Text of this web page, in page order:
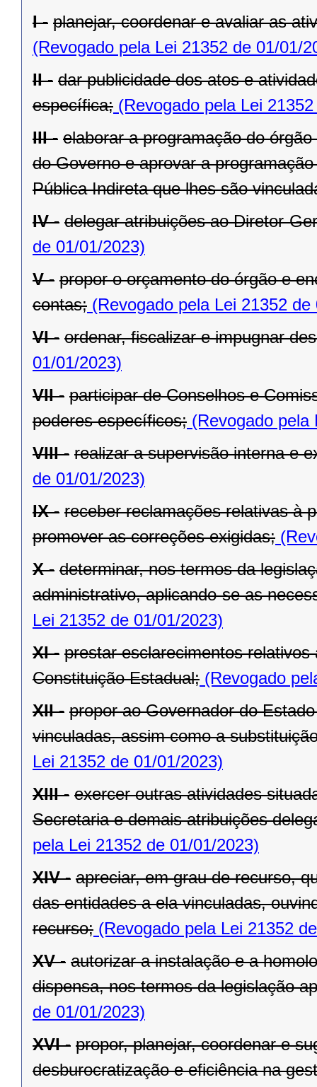
I - planejar, coordenar e avaliar as
(Revogado pela Lei 21352 de 01/01/
II - dar publicidade dos atos e
específica; (Revogado pela Lei
III - elaborar a programação do
do Governo e aprovar a
Pública Indireta que lhes são
IV - delegar atribuições ao Diretor-
de 01/01/2023)
V - propor o orçamento do órgão e
contas; (Revogado pela Lei 21352 de
VI - ordenar, fiscalizar e impugnar
01/01/2023)
VII - participar de Conselhos e
poderes específicos; (Revogado pela
VIII - realizar a supervisão interna e
de 01/01/2023)
IX - receber reclamações relativas à
promover as correções exigidas;
X - determinar, nos termos da
administrativo, aplicando-se as
Lei 21352 de 01/01/2023)
XI - prestar esclarecimentos
Constituição Estadual; (Revogado
XII - propor ao Governador do
vinculadas, assim como a
Lei 21352 de 01/01/2023)
XIII - exercer outras atividades
Secretaria e demais atribuições
pela Lei 21352 de 01/01/2023)
XIV - apreciar, em grau de recurso,
das entidades a ela vinculadas,
recurso; (Revogado pela Lei 21352
XV - autorizar a instalação e a
dispensa, nos termos da legislação
de 01/01/2023)
XVI - propor, planejar, coordenar e
desburocratização e eficiência na